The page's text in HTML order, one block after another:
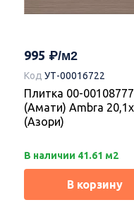
995
Код УТ-00016722
Плитка 00-
(Амати) Ambra
(Азори)
В наличии 41.61 м2
В корзину